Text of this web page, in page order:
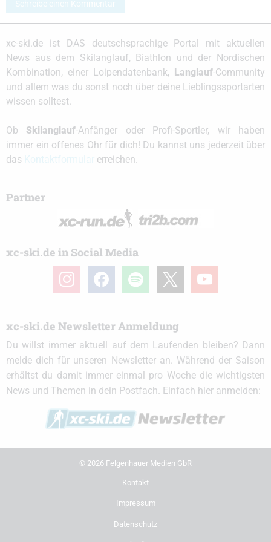
Schreibe einen Kommentar
xc-ski.de ist DAS deutschsprachige Portal mit aktuellen
News aus dem Skilanglauf, Biathlon und der Nordischen
Kombination, einer Loipendatenbank, Langlauf-Community
und allem was du sonst noch über deine Lieblingssportarten
wissen solltest.
Ob Skilanglauf-Anfänger oder Profi-Sportler, wir haben
immer ein offenes Ohr für dich! Du kannst uns jederzeit über
das
erreichen.
Partner
xc-ski.de in Social Media
instagramfacebook spotify youtube
xc-ski.de Newsletter Anmeldung
Du willst immer aktuell auf dem Laufenden bleiben? Dann
melde dich für unseren Newsletter an. Während der Saison
erhältst du damit immer einmal pro Woche die wichtigsten
News und Themen in dein Postfach. Einfach hier anmelden:
© 2026 Felgenhauer Medien GbR
Kontakt
Impressum
Datenschutz